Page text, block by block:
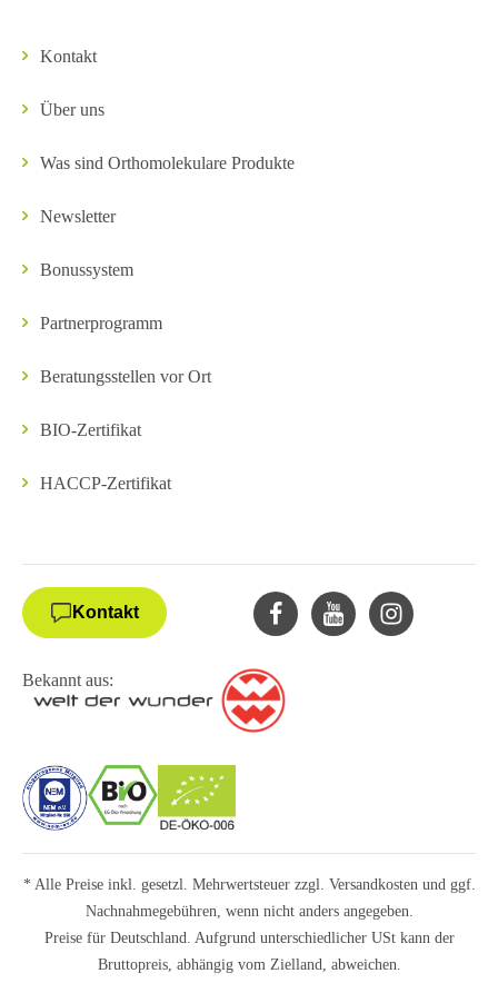
Kontakt
Über uns
Was sind Orthomolekulare Produkte
Newsletter
Bonussystem
Partnerprogramm
Beratungsstellen vor Ort
BIO-Zertifikat
HACCP-Zertifikat
Kontakt
Bekannt aus:
* Alle Preise inkl. gesetzl. Mehrwertsteuer zzgl. Versandkostenund ggf.
Nachnahmegebühren, wenn nicht anders angegeben.
Preise für Deutschland. Aufgrund unterschiedlicher USt kann der
Bruttopreis, abhängig vom Zielland, abweichen.